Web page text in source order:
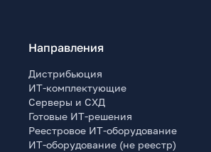
Направления
Дистрибьюция
ИТ-комплектующие
Серверы и СХД
Готовые ИТ-решения
Реестровое ИТ-оборудование
ИТ-оборудование (не реестр)